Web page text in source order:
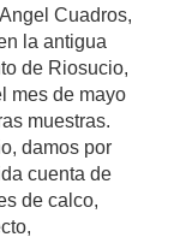
Cuadros,
la antigua
de Riosucio,
mes de mayo
muestras.
damos por
cuenta de
de calco,